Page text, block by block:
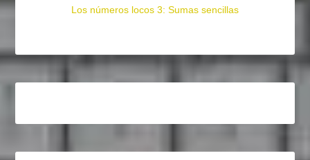
Los números locos 3: Sumas sencillas